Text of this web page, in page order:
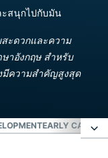
ะสนุกไปกับมัน
ะดวกและความ
าอังกฤษ สำหรับ
มีความสำคัญสูงสุด
EARLY CAREER